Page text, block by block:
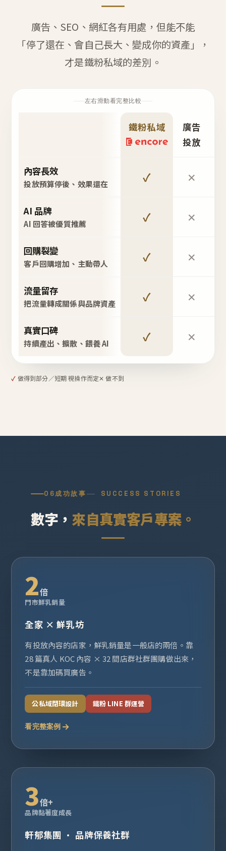
廣告、SEO、網紅各有用處，但能不能
「停了還在、會自己長大、變成你的資產」，
才是鐵粉私域的差別。
左右滑動看完整比較
鐵粉私域
廣告
投放
內容長效
投放預算停後、效果還在 ✓ ✕
AI 品牌
AI 回答被優質推薦 ✓ ✕
回購裂變
客戶回購增加、主動帶人 ✓ ✕
流量留存
把流量轉成關係與品牌資產 ✓ ✕
真實口碑
持續產出、擴散、餵養 AI ✓ ✕
✓ 做得到部分／短期 視操作而定✕ 做不到
06成功故事 SUCCESS STORIES
數字， 來自真實客戶專案。
2倍
門市鮮乳銷量
全家 × 鮮乳坊
有投放內容的店家，鮮乳銷量是一般店的兩倍。靠
28 篇真人 KOC 內容 × 32 間店群社群團購做出來，
不是靠加碼買廣告。
公私域閉環設計 鐵粉 LINE 群運營
看完整案例
3倍+
品牌黏著度成長
軒郁集團 · 品牌保養社群